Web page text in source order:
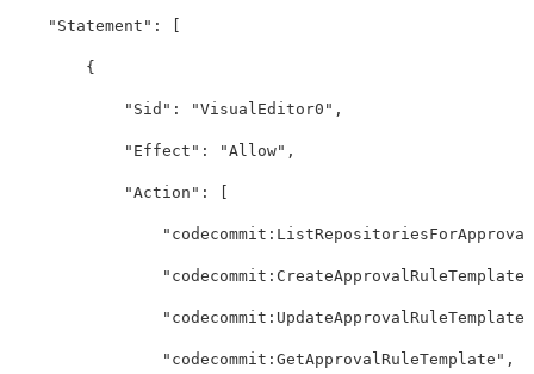
"Statement" : [
{
"Sid" : "VisualEditor0" ,
"Effect" : "Allow" ,
"Action" : [
"codecommit:CreateApprovalRuleTemplate"
"codecommit:GetApprovalRuleTemplate" ,